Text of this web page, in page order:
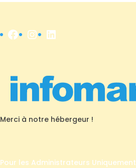
Facebook
Instagram
LinkedIn
Merci à notre hébergeur !
Pour les Administrateurs Uniquement